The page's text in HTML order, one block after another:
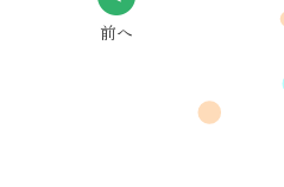
前へ